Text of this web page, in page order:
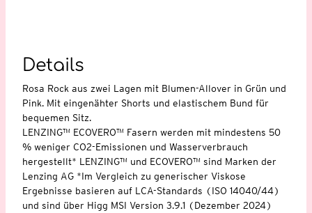
Details
Rosa Rock aus zwei Lagen mit Blumen-Allover in Grün und
Pink. Mit eingenähter Shorts und elastischem Bund für
bequemen Sitz.
LENZING™ ECOVERO™ Fasern werden mit mindestens 50
% weniger CO2-Emissionen und Wasserverbrauch
hergestellt* LENZING™ und ECOVERO™ sind Marken der
Lenzing AG *Im Vergleich zu generischer Viskose
Ergebnisse basieren auf LCA-Standards (ISO 14040/44)
und sind über Higg MSI Version 3.9.1 (Dezember 2024)